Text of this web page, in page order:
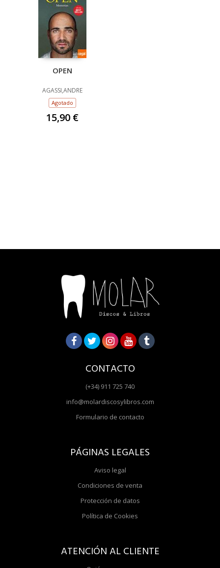
OPEN
AGASSI,ANDRE
Agotado
15,90 €
CONTACTO
(+34) 911 725 740
info@molardiscosylibros.com
Formulario de contacto
PÁGINAS LEGALES
Aviso legal
Condiciones de venta
Protección de datos
Política de Cookies
ATENCIÓN AL CLIENTE